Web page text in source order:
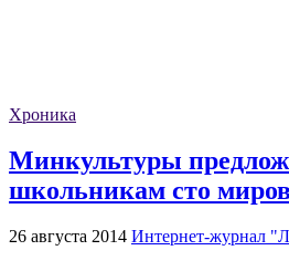
Хроника
Минкультуры
школьникам сто
26 августа 2014 Интернет-журнал